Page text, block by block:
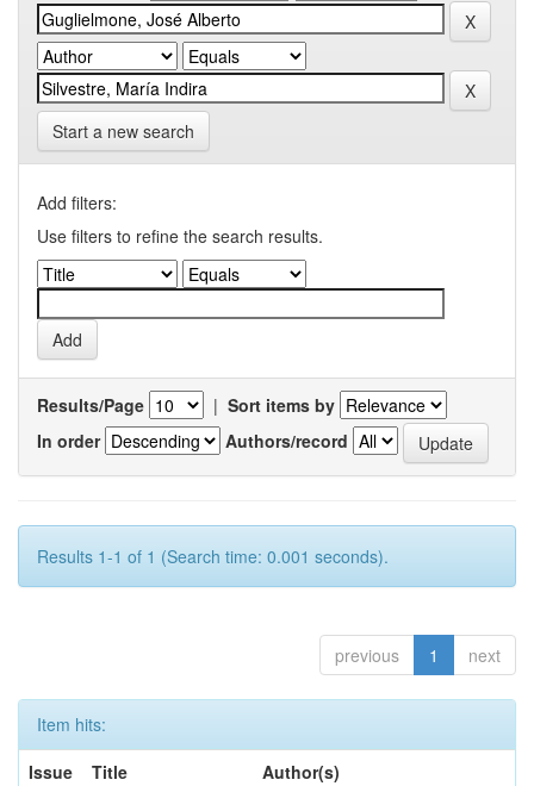
Start a new search
Add filters:
Use filters to refine the search results.
Results/Page | Sort items by
In order
Authors/record
Results 1-1 of 1 (Search time: 0.001 seconds).
previous 1 next
Item hits:
Issue
Title Author(s)